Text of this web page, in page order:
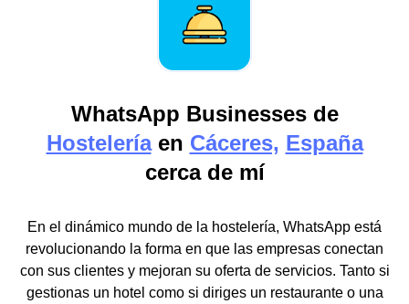
WhatsApp Businesses de
Hosteleríaen Cáceres, España
cerca de mí
En el dinámico mundo de la hostelería, WhatsApp está
revolucionando la forma en que las empresas conectan
con sus clientes y mejoran su oferta de servicios. Tanto si
gestionas un hotel como si diriges un restaurante o una